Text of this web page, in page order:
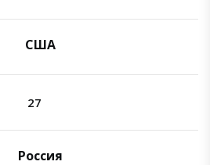
США
27
Россия